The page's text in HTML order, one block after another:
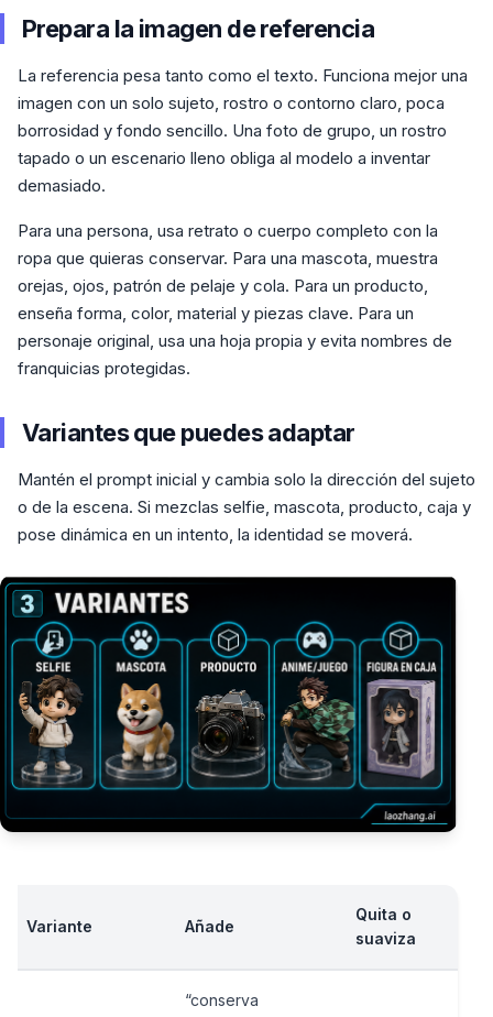
Prepara la imagen de referencia
La referencia pesa tanto como el texto. Funciona mejor una
imagen con un solo sujeto, rostro o contorno claro, poca
borrosidad y fondo sencillo. Una foto de grupo, un rostro
tapado o un escenario lleno obliga al modelo a inventar
demasiado.
Para una persona, usa retrato o cuerpo completo con la
ropa que quieras conservar. Para una mascota, muestra
orejas, ojos, patrón de pelaje y cola. Para un producto,
enseña forma, color, material y piezas clave. Para un
personaje original, usa una hoja propia y evita nombres de
franquicias protegidas.
Variantes que puedes adaptar
Mantén el prompt inicial y cambia solo la dirección del sujeto
o de la escena. Si mezclas selfie, mascota, producto, caja y
pose dinámica en un intento, la identidad se moverá.
Variante Añade
Quita o
suaviza
“conserva